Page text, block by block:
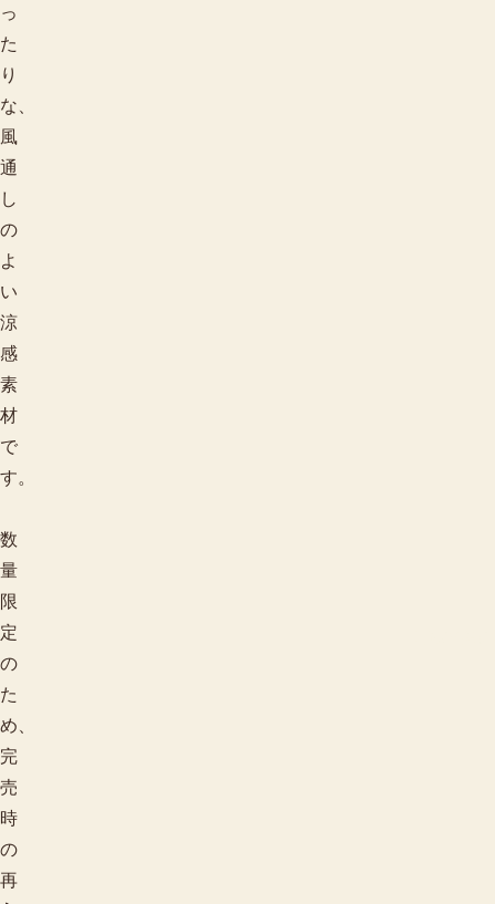
っ
た
り
な、
風
通
し
の
よ
い
涼
感
素
材
で
す。
数
量
限
定
の
た
め、
完
売
時
の
再